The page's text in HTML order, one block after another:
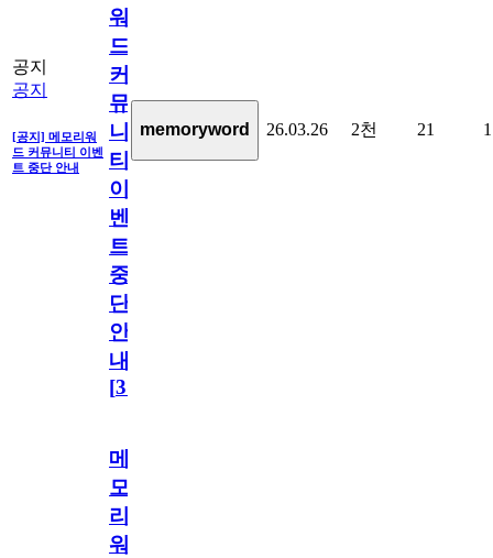
공지
공지
[공지] 메모리워
드 커뮤니티 이벤
트 중단 안내
워
드
커
뮤
니
티
이
벤
트
중
단
안
내
[31
memoryword 26.03.26 2천 21 1
메
모
리
워